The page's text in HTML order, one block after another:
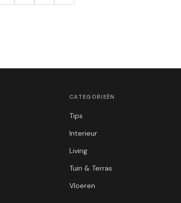
CATEGORIEËN
Tips
Interieur
Living
Tuin & Terras
Vloeren